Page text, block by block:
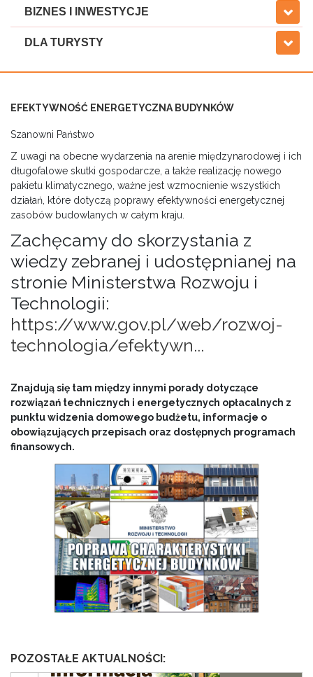
BIZNES I INWESTYCJE
DLA TURYSTY
EFEKTYWNOŚĆ ENERGETYCZNA BUDYNKÓW
Szanowni Państwo
Z uwagi na obecne wydarzenia na arenie międzynarodowej i ich
długofalowe skutki gospodarcze, a także realizację nowego
pakietu klimatycznego, ważne jest wzmocnienie wszystkich
działań, które dotyczą poprawy efektywności energetycznej
zasobów budowlanych w całym kraju.
Zachęcamy do skorzystania z
wiedzy zebranej i udostępnianej na
stronie Ministerstwa Rozwoju i
Technologii:
https://www.gov.pl/web/rozwoj-
technologia/efektywn...
Znajdują się tam między innymi porady dotyczące
rozwiązań technicznych i energetycznych opłacalnych z
punktu widzenia domowego budżetu, informacje o
obowiązujących przepisach oraz dostępnych programach
finansowych.
POZOSTAŁE AKTUALNOŚCI: